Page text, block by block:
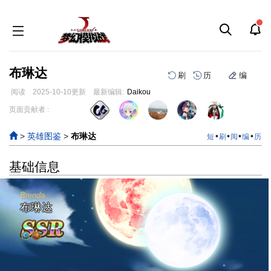
布琳达 刷 历 编
阅读 2025-10-10更新 最新编辑: Daikou
跳
导
航
跳
搜
索
页面贡献者 :
> 英雄图鉴 > 布琳达 短 •刷 •阅 •编•历
基础信息
Brenda
布琳达